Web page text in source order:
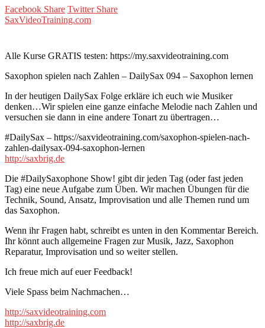
Facebook Share Twitter Share
SaxVideoTraining.com
Alle Kurse GRATIS testen: https://my.saxvideotraining.com
Saxophon spielen nach Zahlen – DailySax 094 – Saxophon lernen
In der heutigen DailySax Folge erkläre ich euch wie Musiker
denken…Wir spielen eine ganze einfache Melodie nach Zahlen und
versuchen sie dann in eine andere Tonart zu übertragen…
#DailySax – https://saxvideotraining.com/saxophon-spielen-nach-
zahlen-dailysax-094-saxophon-lernen
http://saxbrig.de
Die #DailySaxophone Show! gibt dir jeden Tag (oder fast jeden
Tag) eine neue Aufgabe zum Üben. Wir machen Übungen für die
Technik, Sound, Ansatz, Improvisation und alle Themen rund um
das Saxophon.
Wenn ihr Fragen habt, schreibt es unten in den Kommentar Bereich.
Ihr könnt auch allgemeine Fragen zur Musik, Jazz, Saxophon
Reparatur, Improvisation und so weiter stellen.
Ich freue mich auf euer Feedback!
Viele Spass beim Nachmachen…
http://saxvideotraining.com
http://saxbrig.de